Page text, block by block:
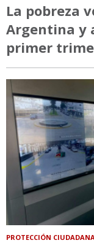
La pobreza
Argentina y
primer
PROTECCIÓN